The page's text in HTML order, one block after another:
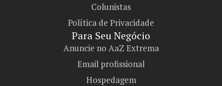
Colunistas
Política de Privacidade
Para Seu Negócio​
Anuncie no AaZ Extrema
Email profissional
Hospedagem